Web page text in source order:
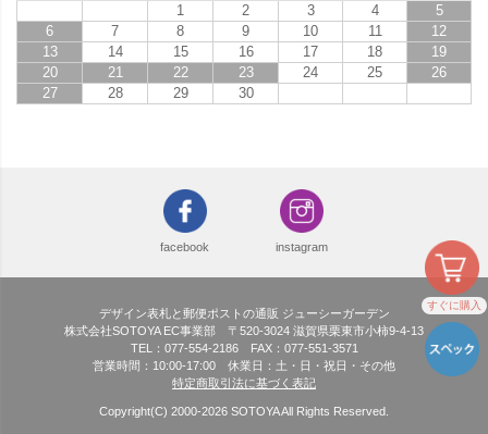
すぐに購入
1
2 3 4
5
6
7 8 9 10 11
12
13
14 15 16 17 18
19
20
21 22 23 24 25
26
27
28 29 30
facebook instagram
デザイン表札と郵便ポストの通販 ジューシーガーデン
株式会社SOTOYA EC事業部 〒520-3024 滋賀県栗東市小柿9-4-13
TEL：077-554-2186 FAX：077-551-3571
営業時間：10:00-17:00 休業日：土・日・祝日・その他
特定商取引法に基づく表記
Copyright(C) 2000-2026 SOTOYA All Rights Reserved.